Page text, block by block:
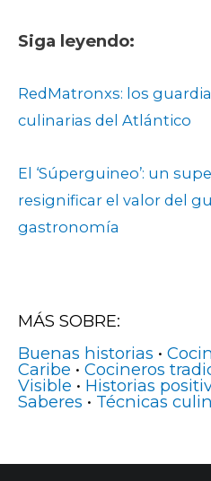
Siga leyendo:
RedMatronxs: los
culinarias del Atlántico
El ‘Súperguineo’: un
resignificar el valor del
gastronomía
MÁS SOBRE:
Buenas historias •
Caribe • Cocineros
Visible • Historias
Saberes • Técnicas